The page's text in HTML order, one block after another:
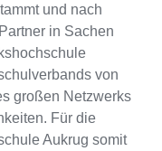
Aukrug
zu einem
Aukrug
/ 2026
und nach
in Sachen
von
großen Netzwerks
Für die
Aukrug somit